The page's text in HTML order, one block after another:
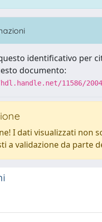
identificativo per
documento:
11586/2004
I dati visualizzati non
a validazione da parte